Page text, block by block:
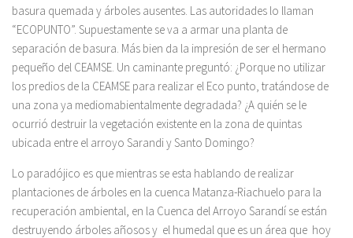
basura quemada y árboles ausentes. Las autoridades lo llaman
“ECOPUNTO”. Supuestamente se va a armar una planta de
separación de basura. Más bien da la impresión de ser el hermano
pequeño del CEAMSE. Un caminante preguntó: ¿Porque no utilizar
los predios de la CEAMSE para realizar el Eco punto, tratándose de
una zona ya mediomabientalmente degradada? ¿A quién se le
ocurrió destruir la vegetación existente en la zona de quintas
ubicada entre el arroyo Sarandi y Santo Domingo?
Lo paradójico es que mientras se esta hablando de realizar
plantaciones de árboles en la cuenca Matanza-Riachuelo para la
recuperación ambiental, en la Cuenca del Arroyo Sarandí se están
destruyendo árboles añosos y el humedal que es un área que hoy